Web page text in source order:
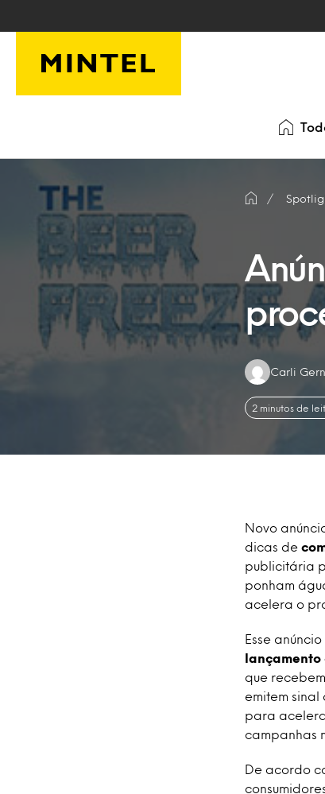
Authors:
Carli
2 minutos de
Novo
dicas de
publicitária
ponham
acelera o
Esse
lançamento
que
emitem sinal
para
campanhas
De acordo